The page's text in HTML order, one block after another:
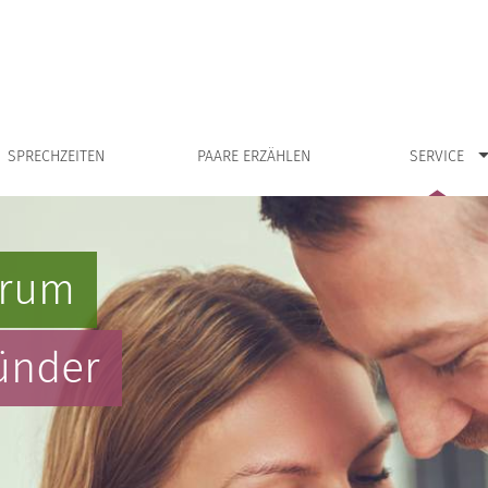
SPRECHZEITEN PAARE ERZÄHLEN SERVICE
Zeige Untermenü für “Service”